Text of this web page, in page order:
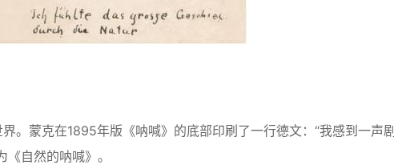
。蒙克在1895年版《呐喊》的底部印刷了一行德文：“我感到一声剧
自然的呐喊》。